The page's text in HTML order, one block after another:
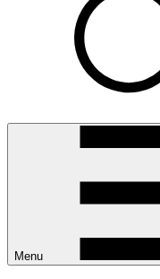
Menu